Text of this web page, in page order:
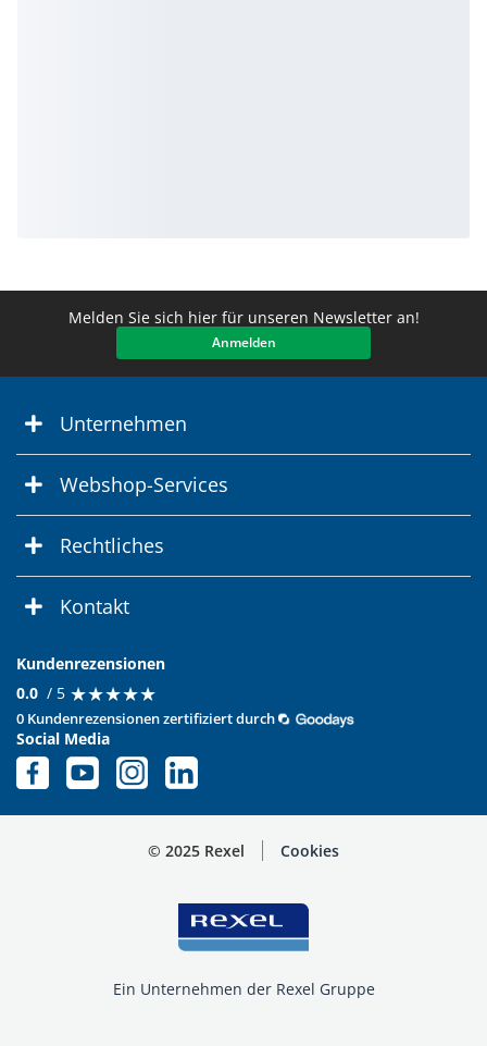
Melden Sie sich hier für unseren Newsletter an!
Anmelden
Unternehmen
Webshop-Services
Rechtliches
Kontakt
Kundenrezensionen
0.0 / 5 ★★★★★
★★★★★
0 Kundenrezensionen zertifiziert durch
Social Media
© 2025 Rexel Cookies
Ein Unternehmen der Rexel Gruppe